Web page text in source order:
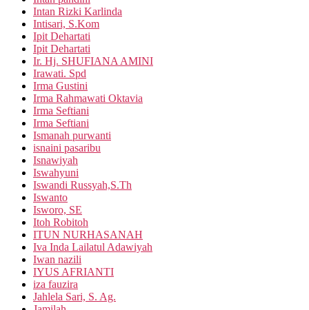
Intan Rizki Karlinda
Intisari, S.Kom
Ipit Dehartati
Ipit Dehartati
Ir. Hj. SHUFIANA AMINI
Irawati. Spd
Irma Gustini
Irma Rahmawati Oktavia
Irma Seftiani
Irma Seftiani
Ismanah purwanti
isnaini pasaribu
Isnawiyah
Iswahyuni
Iswandi Russyah,S.Th
Iswanto
Isworo, SE
Itoh Robitoh
ITUN NURHASANAH
Iva Inda Lailatul Adawiyah
Iwan nazili
IYUS AFRIANTI
iza fauzira
Jahlela Sari, S. Ag.